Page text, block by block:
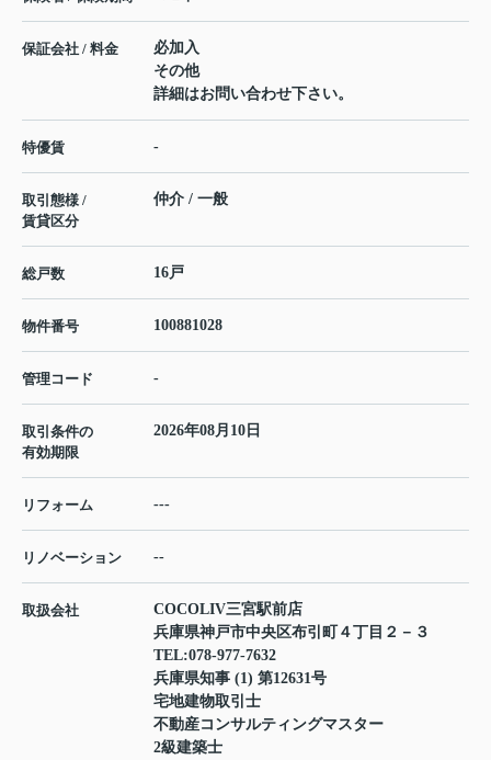
保証会社 / 料金
必加入
その他
詳細はお問い合わせ下さい。
特優賃 -
取引態様 /
賃貸区分
仲介 / 一般
総戸数 16戸
物件番号 100881028
管理コード -
取引条件の
有効期限
2026年08月10日
リフォーム ---
リノベーション --
取扱会社
COCOLIV三宮駅前店
兵庫県神戸市中央区布引町４丁目２－３
TEL:078-977-7632
兵庫県知事 (1) 第12631号
宅地建物取引士
不動産コンサルティングマスター
2級建築士